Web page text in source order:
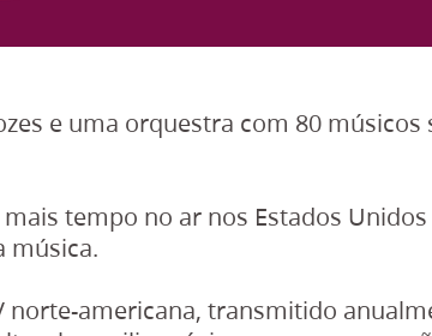
e uma orquestra com 80 músicos
tempo no ar nos Estados Unidos
música.
americana, transmitido